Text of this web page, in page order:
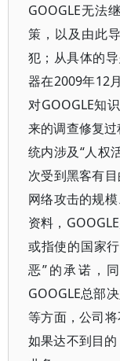
GOOGLE无法
策，以及由此
犯；从具体的
器在2009年12
对GOOGLE知
来的调查修复
统内涉及“人权
次受到黑客有
网络攻击的规
资料，
或指使的国家
恶”的承诺，
GOOGLE总部
等方面，公司
如果达不到目